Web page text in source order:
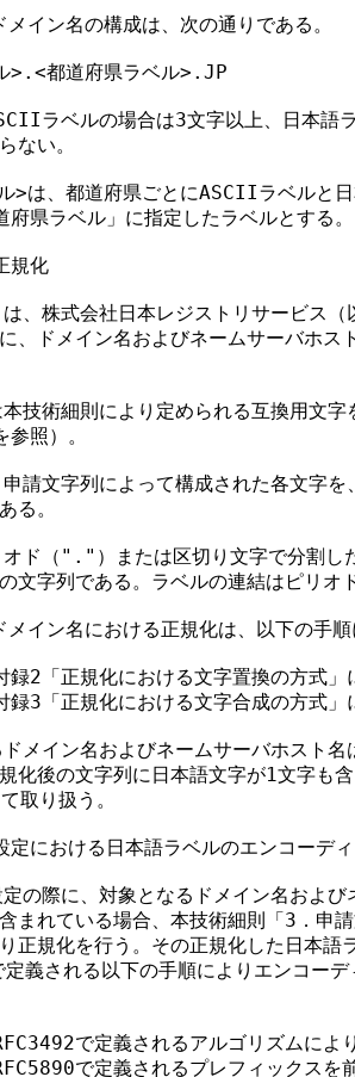
イン名の構成は、次の通りである。
都道府県ラベル>.JP
ラベルの場合は3文字以上、日本語
ない。
>は、都道府県ごとにASCIIラベルと
県ラベル」に指定したラベルとする。
規化
、株式会社日本レジストリサービス（
、ドメイン名およびネームサーバホス
技術細則により定められる互換用文
照）。
請文字列によって構成された各文字を
る。
ド（"."）または区切り文字で分割し
文字列である。ラベルの連結はピリ
イン名における正規化は、以下の手
2「正規化における文字置換の方式」
3「正規化における文字合成の方式」
メイン名およびネームサーバホスト名
化後の文字列に日本語文字が1文字も
取り扱う。
定における日本語ラベルのエンコーデ
の際に、対象となるドメイン名および
まれている場合、本技術細則「3．申
正規化を行う。その正規化した日本
義される以下の手順によりエンコー
で定義されるアルゴリズムによ
で定義されるプレフィックスを